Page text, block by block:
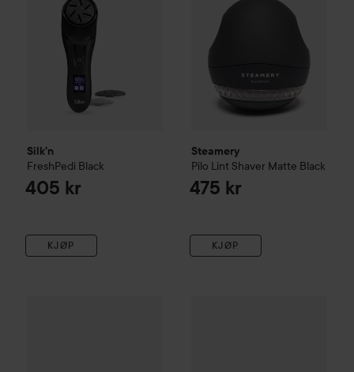
Silk'n
FreshPedi Black
405 kr
KJØP
Steamery
Pilo Lint Shaver Matte Black
475 kr
KJØP